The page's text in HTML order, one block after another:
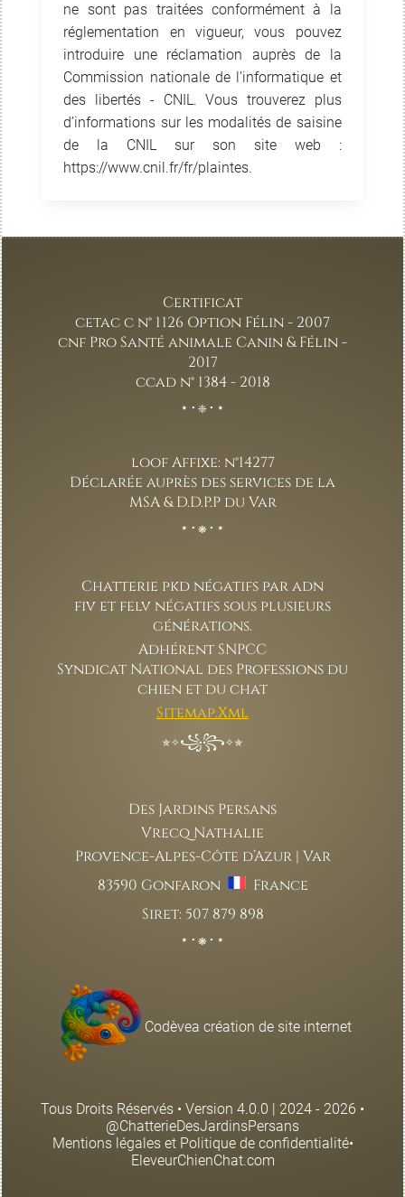
ne sont pas traitées conformément à la
réglementation en vigueur, vous pouvez
introduire une réclamation auprès de la
Commission nationale de l’informatique et
des libertés - CNIL. Vous trouverez plus
d’informations sur les modalités de saisine
de la CNIL sur son site web :
https://www.cnil.fr/fr/plaintes.
Certificat
cetac c n° 1126 Option Félin - 2007
cnf Pro Santé animale Canin & Félin -
2017
ccad n° 1384 - 2018
⋆⋅❈⋅⋆
loof Affixe: n°14277
Déclarée auprès des services de la
MSA & D.D.P.P du Var
⋆⋅❋⋅⋆
Chatterie pkd négatifs par adn
fiv et felv négatifs sous plusieurs
générations.
Adhérent SNPCC
Syndicat National des Professions du
chien et du chat
Sitemap.Xml
✯✧꧁꧂✧✯
Des Jardins Persans
Vrecq Nathalie
Provence-Alpes-Côte d’Azur | Var
83590 Gonfaron
France
Siret: 507 879 898
⋆⋅❋⋅⋆
Codèvea création de site internet
Tous Droits Réservés • Version 4.0.0 | 2024 - 2026 •
@ChatterieDesJardinsPersans
Mentions légales et Politique de confidentialité•
EleveurChienChat.com